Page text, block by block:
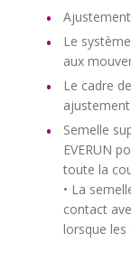
Le
aux
Le cadre
Semelle
EVERUN
toute la
• La
contact
lorsque